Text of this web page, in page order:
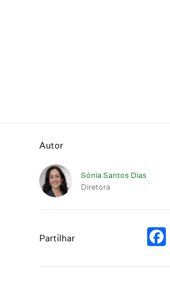
Autor
Sónia Santos Dias
Diretora
Partilhar